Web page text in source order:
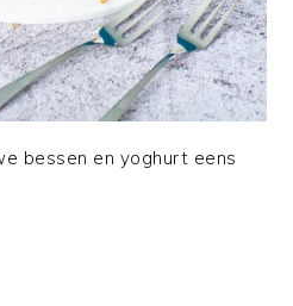
bessen en yoghurt eens